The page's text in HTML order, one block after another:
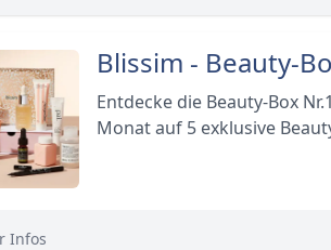
Blissim - Beauty-
Entdecke die Beauty-Box
Monat auf 5 exklusive
Infos